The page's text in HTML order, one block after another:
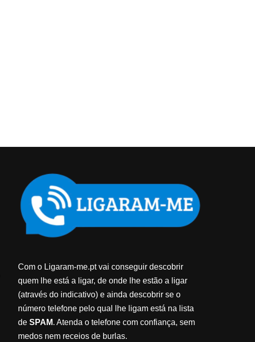
Com o Ligaram-me.pt vai conseguir descobrir
quem lhe está a ligar, de onde lhe estão a ligar
(através do indicativo) e ainda descobrir se o
número telefone pelo qual lhe ligam está na lista
de SPAM. Atenda o telefone com confiança, sem
medos nem receios de burlas.